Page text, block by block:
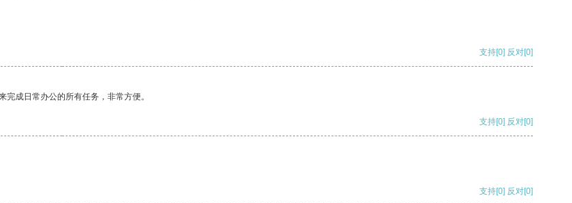
支持[0] 反对[0]
成日常办公的所有任务，非常方便。
支持[0] 反对[0]
支持[0] 反对[0]